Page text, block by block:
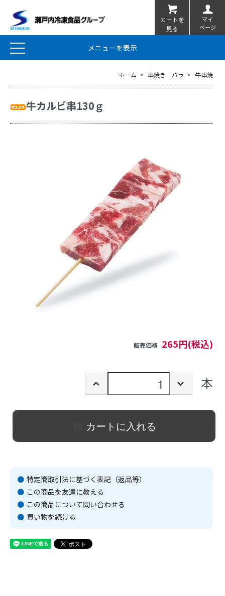
カートを
見る
マイ
ページ
メニューを表示
ホーム > 串焼き バラ > 牛串焼
牛カルビ串130ｇ
販売価格 265円(税込)
本
カートに入れる
特定商取引法に基づく表記（返品等）
この商品を友達に教える
この商品について問い合わせる
買い物を続ける